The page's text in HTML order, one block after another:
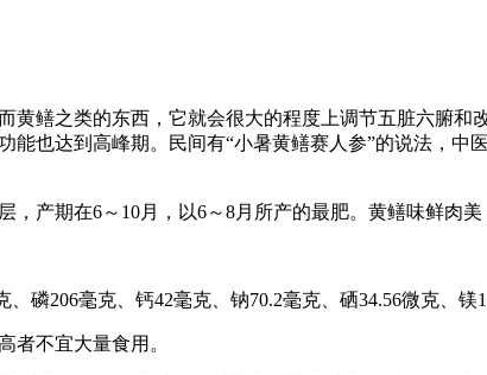
鳝之类的东西，它就会很大的程度上调节五脏六腑
也达到高峰期。民间有“小暑黄鳝赛人参”的说法，
产期在6～10月，以6～8月所产的最肥。黄鳝味鲜肉美
磷206毫克、钙42毫克、钠70.2毫克、硒34.56微克、
者不宜大量食用。